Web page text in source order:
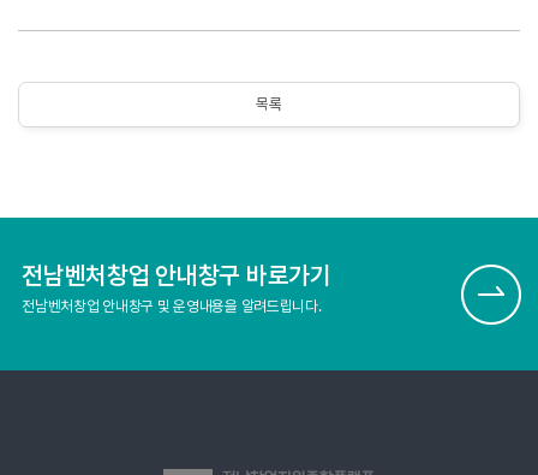
목록
전남벤처창업 안내창구 바로가기
전남벤처창업 안내창구 및 운영내용을 알려드립니다.